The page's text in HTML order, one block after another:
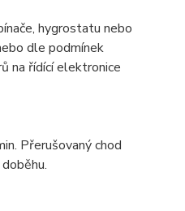
hygrostatu nebo
dle podmínek
na řídící elektronice
Přerušovaný chod